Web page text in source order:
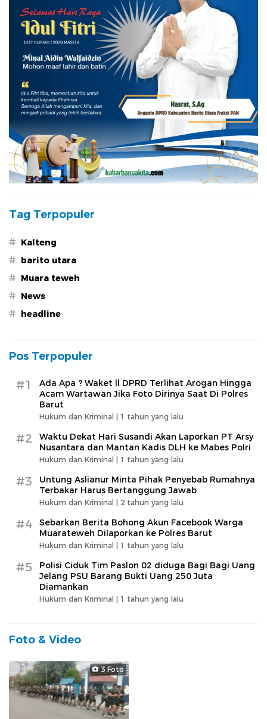
Tag Terpopuler
# Kalteng
# barito utara
# Muara teweh
# News
# headline
Pos Terpopuler
#1
Ada Apa ? Waket ll DPRD Terlihat Arogan Hingga
Acam Wartawan Jika Foto Dirinya Saat Di Polres
Barut
Hukum dan Kriminal | 1 tahun yang lalu
#2
Waktu Dekat Hari Susandi Akan Laporkan PT Arsy
Nusantara dan Mantan Kadis DLH ke Mabes Polri
Hukum dan Kriminal | 1 tahun yang lalu
#3
Untung Aslianur Minta Pihak Penyebab Rumahnya
Terbakar Harus Bertanggung Jawab
Hukum dan Kriminal | 2 tahun yang lalu
#4
Sebarkan Berita Bohong Akun Facebook Warga
Muarateweh Dilaporkan ke Polres Barut
Hukum dan Kriminal | 1 tahun yang lalu
#5
Polisi Ciduk Tim Paslon 02 diduga Bagi Bagi Uang
Jelang PSU Barang Bukti Uang 250 Juta
Diamankan
Hukum dan Kriminal | 1 tahun yang lalu
Foto & Video
3 Foto